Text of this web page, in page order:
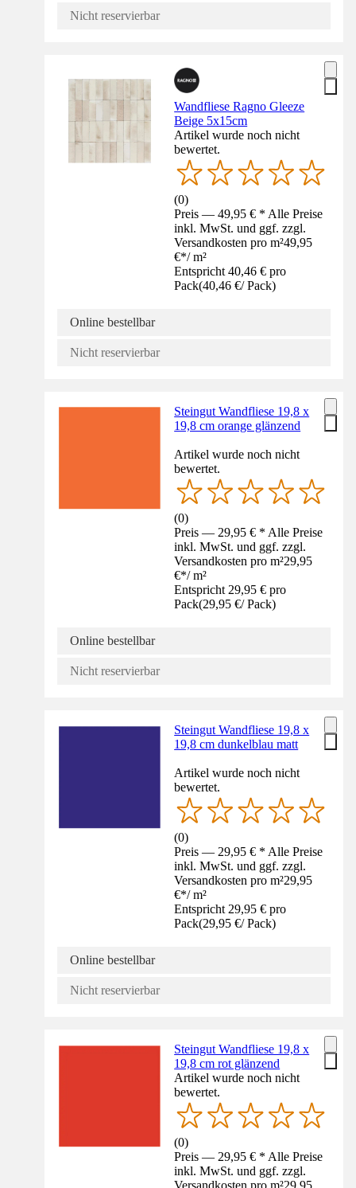
Nicht reservierbar
Wandfliese Ragno Gleeze
Beige 5x15cm
Artikel wurde noch nicht
bewertet.
(0)
Preis — 49,95 € * Alle Preise
inkl. MwSt. und ggf. zzgl.
Versandkosten pro m²49,95
€*/ m²
Entspricht 40,46 € pro
Pack(40,46 €/ Pack)
Online bestellbar
Nicht reservierbar
Steingut Wandfliese 19,8 x
19,8 cm orange glänzend
Artikel wurde noch nicht
bewertet.
(0)
Preis — 29,95 € * Alle Preise
inkl. MwSt. und ggf. zzgl.
Versandkosten pro m²29,95
€*/ m²
Entspricht 29,95 € pro
Pack(29,95 €/ Pack)
Online bestellbar
Nicht reservierbar
Steingut Wandfliese 19,8 x
19,8 cm dunkelblau matt
Artikel wurde noch nicht
bewertet.
(0)
Preis — 29,95 € * Alle Preise
inkl. MwSt. und ggf. zzgl.
Versandkosten pro m²29,95
€*/ m²
Entspricht 29,95 € pro
Pack(29,95 €/ Pack)
Online bestellbar
Nicht reservierbar
Steingut Wandfliese 19,8 x
19,8 cm rot glänzend
Artikel wurde noch nicht
bewertet.
(0)
Preis — 29,95 € * Alle Preise
inkl. MwSt. und ggf. zzgl.
Versandkosten pro m²29,95